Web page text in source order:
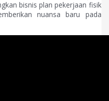
bisnis plan pekerjaan fisik
nuansa baru pada